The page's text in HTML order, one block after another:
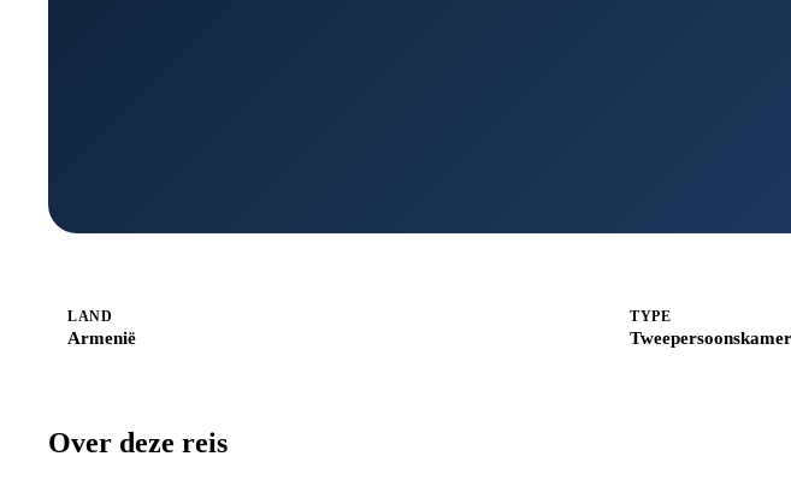
LAND
Armenië
TYPE
Tweepersoonskamer
Over deze reis